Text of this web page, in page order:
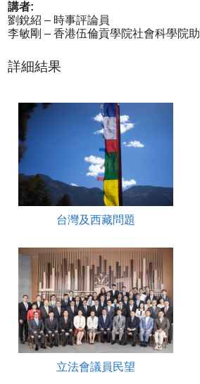
講者:
劉銳紹 – 時事評論員
李敏剛 – 香港伍倫貢學院社會科學院
詳細結果
台灣及西藏問題
立法會議員民望